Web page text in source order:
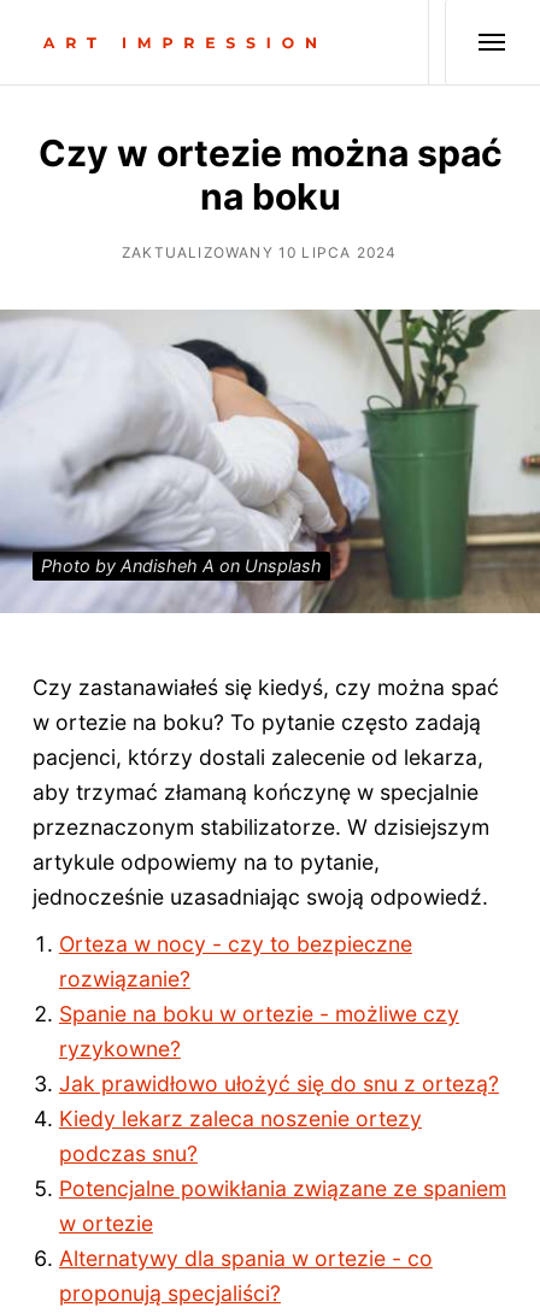
Czy w ortezie można spać
na boku
ZAKTUALIZOWANY 10 LIPCA 2024
Photo by Andisheh A on Unsplash
Czy zastanawiałeś się kiedyś, czy można spać
w ortezie na boku? To pytanie często zadają
pacjenci, którzy dostali zalecenie od lekarza,
aby trzymać złamaną kończynę w specjalnie
przeznaczonym stabilizatorze. W dzisiejszym
artykule odpowiemy na to pytanie,
jednocześnie uzasadniając swoją odpowiedź.
Orteza w nocy - czy to bezpieczne
rozwiązanie?
Spanie na boku w ortezie - możliwe czy
ryzykowne?
Jak prawidłowo ułożyć się do snu z ortezą?
Kiedy lekarz zaleca noszenie ortezy
podczas snu?
Potencjalne powikłania związane ze spaniem
w ortezie
Alternatywy dla spania w ortezie - co
proponują specjaliści?